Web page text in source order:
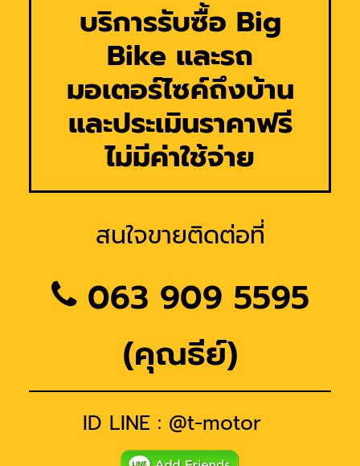
บริการรับซื้อ Big
Bike และรถ
มอเตอร์ไซค์ถึงบ้าน
และประเมินราคาฟรี
ไม่มีค่าใช้จ่าย
สนใจขายติดต่อที่
063 909 5595
(คุณธีย์)
ID LINE : @t-motor